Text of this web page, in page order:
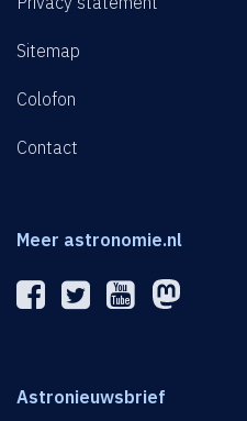
Sitemap
Colofon
Contact
Meer astronomie.nl
Astronieuwsbrief